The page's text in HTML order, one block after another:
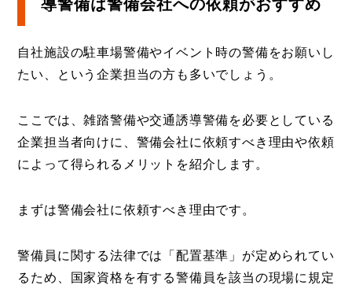
導警備は警備会社への依頼がおすすめ
自社施設の駐車場警備やイベント時の警備をお願いし
たい、という企業担当の方も多いでしょう。
ここでは、雑踏警備や交通誘導警備を必要としている
企業担当者向けに、警備会社に依頼すべき理由や依頼
によって得られるメリットを紹介します。
まずは警備会社に依頼すべき理由です。
警備員に関する法律では「配置基準」が定められてい
るため、国家資格を有する警備員を該当の現場に規定